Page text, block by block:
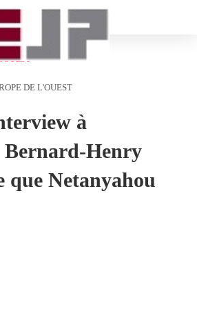
DE L'OUEST
à
Henry
que Netanyahou